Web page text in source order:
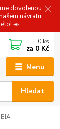
dovolenou.
návratu.
☀️
Menu
Hledat
0 ks
za 0 Kč